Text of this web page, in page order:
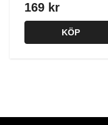
169 kr
KÖP